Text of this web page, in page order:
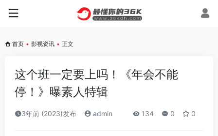
首页 • 影视资讯 • 正文
这个班一定要上吗！《年会不能
停！》曝素人特辑
3年前 (2023)发布 admin 134 0 0